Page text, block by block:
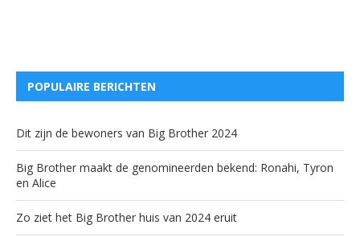
POPULAIRE BERICHTEN
Dit zijn de bewoners van Big Brother 2024
Big Brother maakt de genomineerden bekend: Ronahi, Tyron
en Alice
Zo ziet het Big Brother huis van 2024 eruit